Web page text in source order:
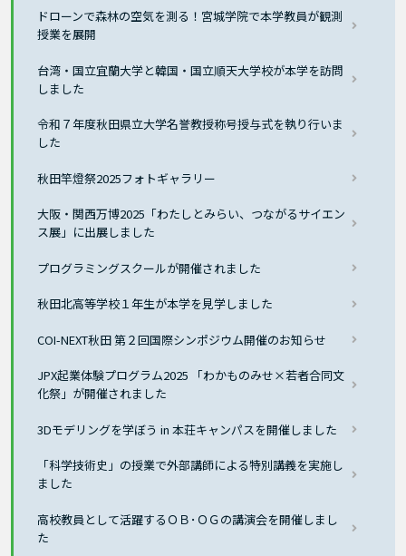
ドローンで森林の空気を測る！宮城学院で本学教員が観測
授業を展開
台湾・国立宜蘭大学と韓国・国立順天大学校が本学を訪問
しました
令和７年度秋田県立大学名誉教授称号授与式を執り行いま
した
秋田竿燈祭2025フォトギャラリー
大阪・関西万博2025「わたしとみらい、つながるサイエン
ス展」に出展しました
プログラミングスクールが開催されました
秋田北高等学校１年生が本学を見学しました
COI-NEXT秋田 第２回国際シンポジウム開催のお知らせ
JPX起業体験プログラム2025 「わかものみせ×若者合同文
化祭」が開催されました
3Dモデリングを学ぼう in 本荘キャンパスを開催しました
「科学技術史」の授業で外部講師による特別講義を実施し
ました
高校教員として活躍するＯＢ･ＯＧの講演会を開催しまし
た